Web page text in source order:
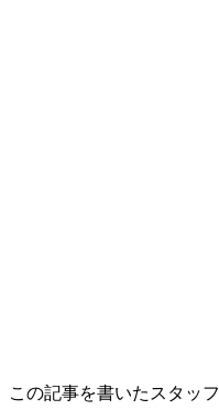
この記事を書いたスタッフ